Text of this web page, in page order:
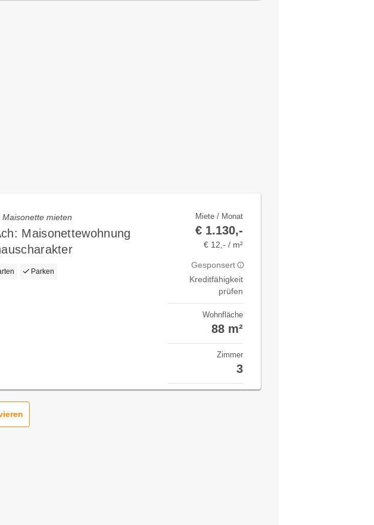
Maisonette mieten
Maisonettewohnung
Parken
Miete / Monat
€ 1.130,-
€ 12,- / m²
Gesponsert
Kreditfähigkeit
prüfen
Wohnfläche
88 m²
Zimmer
3